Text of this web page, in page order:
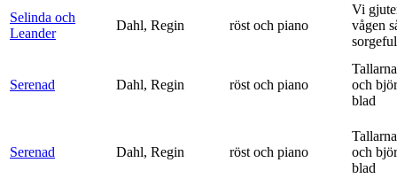
Selinda och
Leander
Dahl, Regin röst och piano
Vi
vågen
Serenad Dahl, Regin röst och piano
och
blad
Serenad Dahl, Regin röst och piano
och
blad